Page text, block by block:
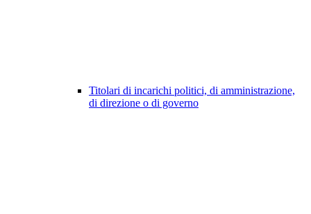
Titolari di incarichi politici, di amministrazione,
di direzione o di governo